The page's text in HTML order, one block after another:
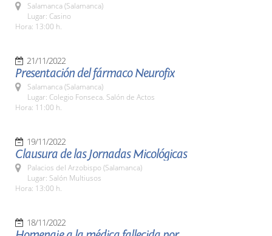
Salamanca (Salamanca)
Lugar: Casino
Hora: 13:00 h.
21/11/2022
Presentación del fármaco Neurofix
Salamanca (Salamanca)
Lugar: Colegio Fonseca. Salón de Actos
Hora: 11:00 h.
19/11/2022
Clausura de las Jornadas Micológicas
Palacios del Arzobispo (Salamanca)
Lugar: Salón Multiusos
Hora: 13:00 h.
18/11/2022